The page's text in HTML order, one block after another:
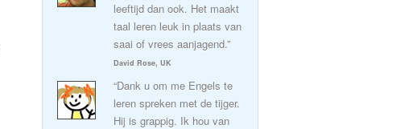
leeftijd dan ook. Het maakt
taal leren leuk in plaats van
saai of vrees aanjagend.”
David Rose, UK
“Dank u om me Engels te
leren spreken met de tijger.
Hij is grappig. Ik hou van